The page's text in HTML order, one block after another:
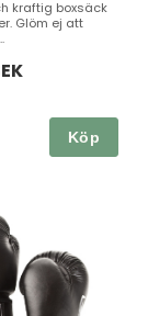
kraftig boxsäck
Glöm ej att
Köp